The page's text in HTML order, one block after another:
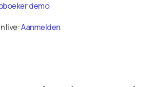
demo
live:Aanmelden